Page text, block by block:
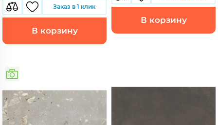
Заказ в 1 клик
В корзину
В корзину